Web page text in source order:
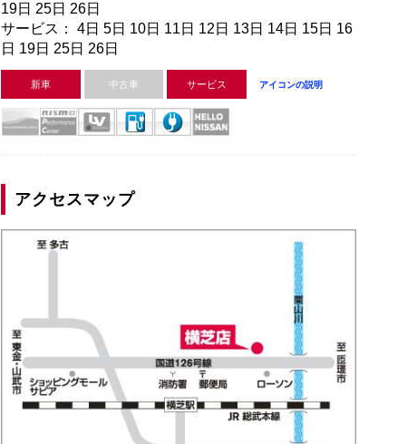
19日 25日 26日
サービス： 4日 5日 10日 11日 12日 13日 14日 15日 16
日 19日 25日 26日
新車 中古車 サービス アイコンの説明
アクセスマップ